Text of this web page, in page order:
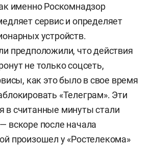
именно Роскомнадзор
сервис и определяет
устройств.
предположили, что действия
не только соцсеть,
как это было в свое время
«Телеграм». Эти
в считанные минуты стали
вскоре после начала
произошел у «Ростелекома»